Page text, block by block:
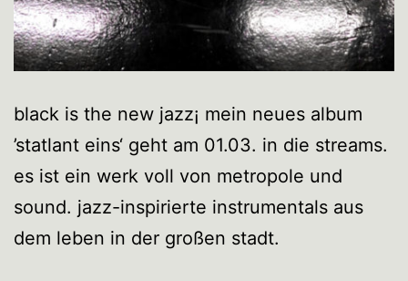
black is the new jazz¡ mein neues album
’statlant eins‘ geht am 01.03. in die streams.
es ist ein werk voll von metropole und
sound. jazz-inspirierte instrumentals aus
dem leben in der großen stadt.